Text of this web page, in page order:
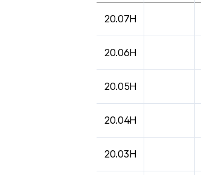
20.07H
20.06H
20.05H
20.04H
20.03H